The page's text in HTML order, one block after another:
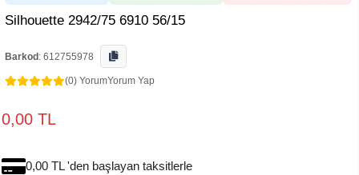
Silhouette 2942/75 6910 56/15
Barkod : 612755978
(0) YorumYorum Yap
0,00 TL
0,00 TL 'den başlayan taksitlerle